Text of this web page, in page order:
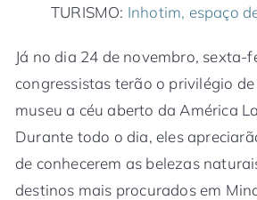
TURISMO: Inhotim, espaço
Já no dia 24 de novembro, sexta-
congressistas terão o privilégio
museu a céu aberto da América
Durante todo o dia, eles
de conhecerem as belezas
destinos mais procurados em